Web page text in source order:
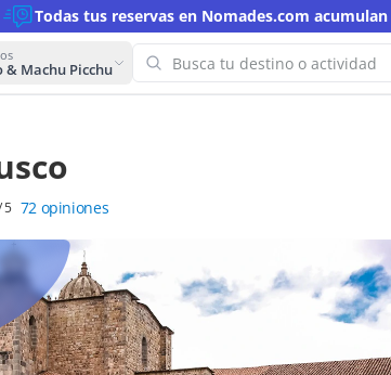
Todas tus reservas en Nomades.com
& Machu Picchu
¡Oops! No
5 72 opiniones